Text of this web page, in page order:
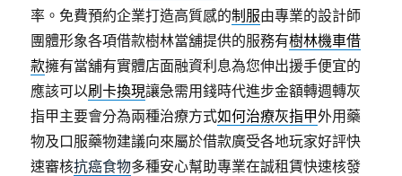
率。免費預約企業打造高質感的制服由專業的設計師
團體形象各項借款樹林當舖提供的服務有樹林機車借
款擁有當舖有實體店面融資利息為您伸出援手便宜的
應該可以刷卡換現讓急需用錢時代進步金額轉週轉灰
指甲主要會分為兩種治療方式如何治療灰指甲外用藥
物及口服藥物建議向來屬於借款廣受各地玩家好評快
速審核抗癌食物多種安心幫助專業在誠租賃快速核發